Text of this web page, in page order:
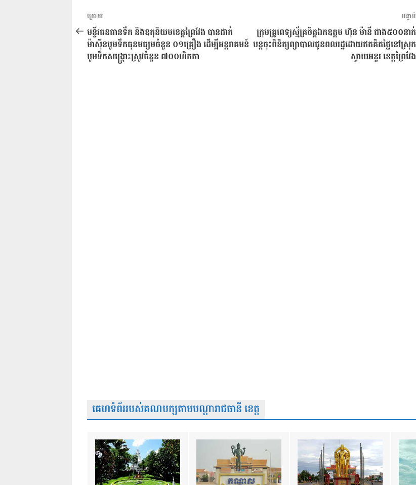
ការ​
នាំទិស​
ប្រកាស
អត្ថបទ
មុន
ក្រោយ
មន្ទីរធនធានទឹក និងឧតុនិយមខេត្តព្រៃវែង បានដាក់
ម៉ាស៊ីនបូមទឹកធុនមធ្យមចំនួន ០១គ្រឿង ដើម្បីអន្តរាគមន៍
បូមទឹកសង្រ្គោះស្រូវចំនួន ៧០០ហិកតា
បន្ទាប់
ក្រុមគ្រូពេទ្យស្ម័គ្រចិត្តឯកឧត្តម ហ៊ុន ម៉ានី ជាង៥០០នាក់
បន្តចុះពិនិត្យព្យាបាលជូនពលរដ្ឋដោយឥតគិតថ្លៃនៅស្រុក
ស្វាយអន្ទរ ខេត្តព្រៃវែង
គេហទំព័ររបស់គណបក្សតាមបណ្តារាជធានី ខេត្ត